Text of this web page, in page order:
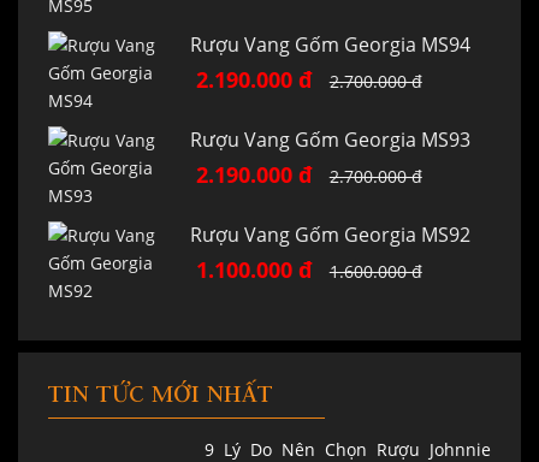
Rượu Vang Gốm Georgia MS94
2.190.000 đ 2.700.000 đ
Rượu Vang Gốm Georgia MS93
2.190.000 đ 2.700.000 đ
Rượu Vang Gốm Georgia MS92
1.100.000 đ 1.600.000 đ
TIN TỨC MỚI NHẤT
9 Lý Do Nên Chọn Rượu Johnnie